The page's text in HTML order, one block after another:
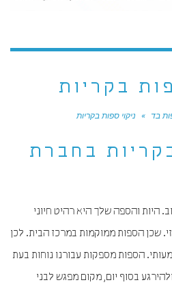
בקריות
בד » ניקוי ספות בקריות
בחברת
היות והספה שלך היא רהיט חיוני
שכן הספות ממוקמות במרכז הבית. לכן
הספות מספקות עבורנו נוחות בעת
בסוף יום, מקום מפגש לבני